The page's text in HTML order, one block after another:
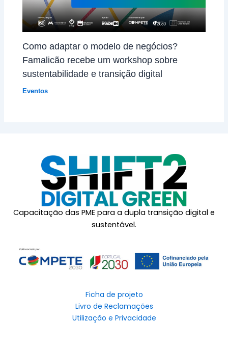
Como adaptar o modelo de negócios?
Famalicão recebe um workshop sobre
sustentabilidade e transição digital
Eventos
Capacitação das PME para a dupla transição digital e
sustentável.
Ficha de projeto
Livro de Reclamações
Utilização e Privacidade